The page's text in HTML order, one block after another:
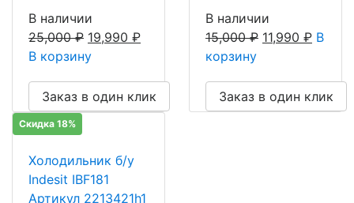
В наличии
25,000₽ 19,990 ₽
В корзину
Заказ в один клик
В наличии
15,000₽ 11,990 ₽ В
корзину
Заказ в один клик
Скидка 18%
Холодильник б/у
Indesit IBF181
Артикул 2213421h1